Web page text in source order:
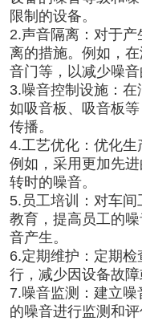
限制的设备。
2.声音隔离：对于
离的措施。例如，
音门等，以减少噪音
3.噪音控制设施：在
如吸音板、吸音板
传播。
4.工艺优化：优化
例如，采用更加先
转时的噪音。
5.员工培训：对车
教育，提高员工的
音产生。
6.定期维护：定期
行，减少因设备故障
7.噪音监测：建立
的噪音进行监测和